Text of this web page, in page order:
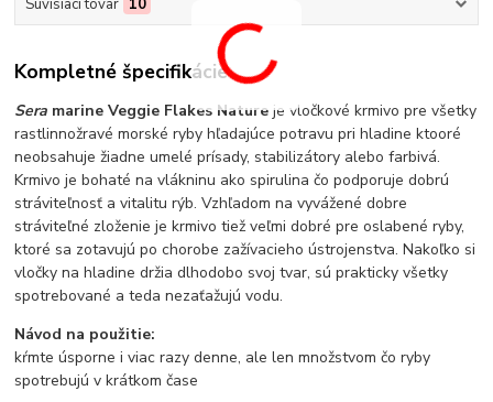
Súvisiaci tovar 10
Kompletné špecifikácie
Sera marine Veggie Flakes Nature je vločkové krmivo pre všetky
rastlinnožravé morské ryby hľadajúce potravu pri hladine ktooré
neobsahuje žiadne umelé prísady, stabilizátory alebo farbivá.
Krmivo je bohaté na vlákninu ako spirulina čo podporuje dobrú
stráviteľnosť a vitalitu rýb. Vzhľadom na vyvážené dobre
stráviteľné zloženie je krmivo tiež veľmi dobré pre oslabené ryby,
ktoré sa zotavujú po chorobe zažívacieho ústrojenstva. Nakoľko si
vločky na hladine držia dlhodobo svoj tvar, sú prakticky všetky
spotrebované a teda nezaťažujú vodu.
Návod na použitie:
kŕmte úsporne i viac razy denne, ale len množstvom čo ryby
spotrebujú v krátkom čase